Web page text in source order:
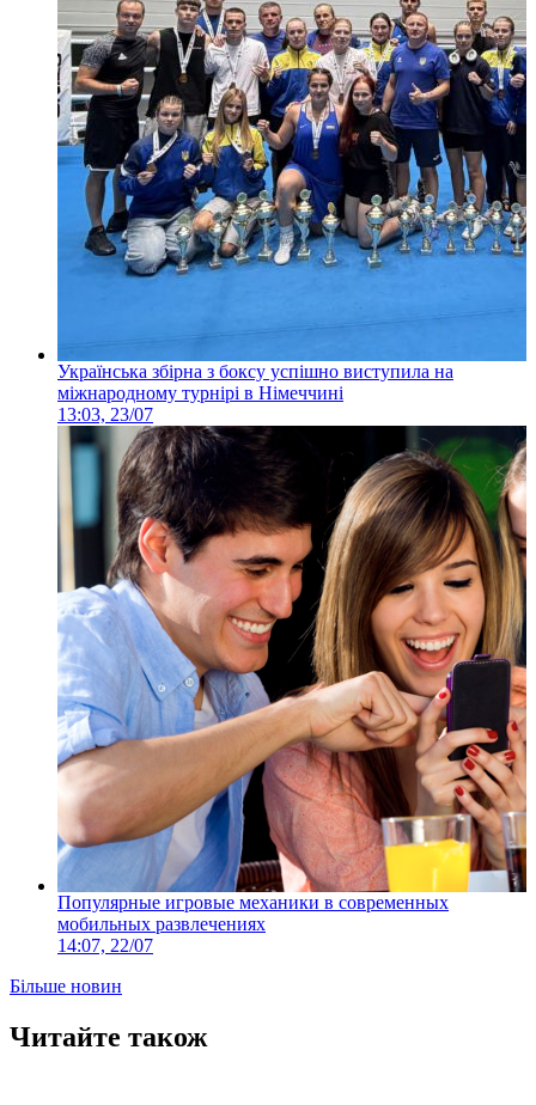
Українська збірна з боксу успішно виступила на
міжнародному турнірі в Німеччині
13:03, 23/07
Популярные игровые механики в современных
мобильных развлечениях
14:07, 22/07
Більше новин
Читайте також